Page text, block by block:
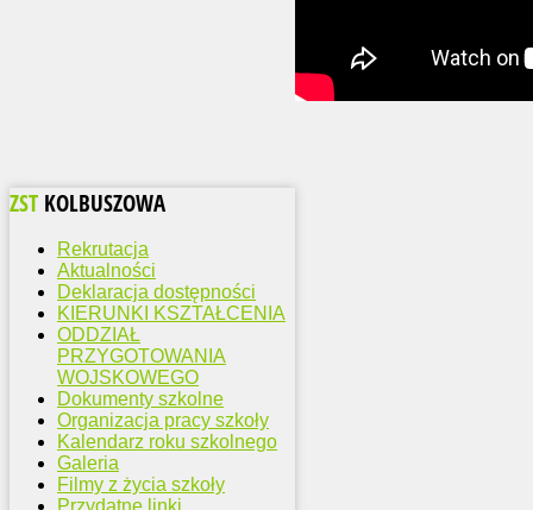
ZST KOLBUSZOWA
Rekrutacja
Aktualności
Deklaracja dostępności
KIERUNKI KSZTAŁCENIA
ODDZIAŁ
PRZYGOTOWANIA
WOJSKOWEGO
Dokumenty szkolne
Organizacja pracy szkoły
Kalendarz roku szkolnego
Galeria
Filmy z życia szkoły